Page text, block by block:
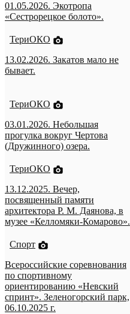
01.05.2026. Экотропа
«Сестрорецкое болото».
ТериОКО
13.02.2026. Закатов мало не
бывает.
ТериОКО
03.01.2026. Небольшая
прогулка вокруг Чертова
(Дружинного) озера.
ТериОКО
13.12.2025. Вечер,
посвященный памяти
архитектора Р. М. Даянова, в
музее «Келломяки-Комарово».
Спорт
Всероссийские соревнования
по спортивному
ориентированию «Невский
спринт». Зеленогорский парк,
06.10.2025 г.